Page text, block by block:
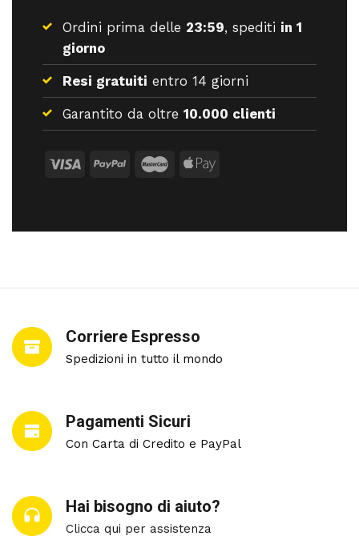
Ordini prima delle 23:59, spediti in 1
giorno
Resi gratuiti entro 14 giorni
Garantito da oltre 10.000 clienti
Corriere Espresso
Spedizioni in tutto il mondo
Pagamenti Sicuri
Con Carta di Credito e PayPal
Hai bisogno di aiuto?
Clicca qui per assistenza